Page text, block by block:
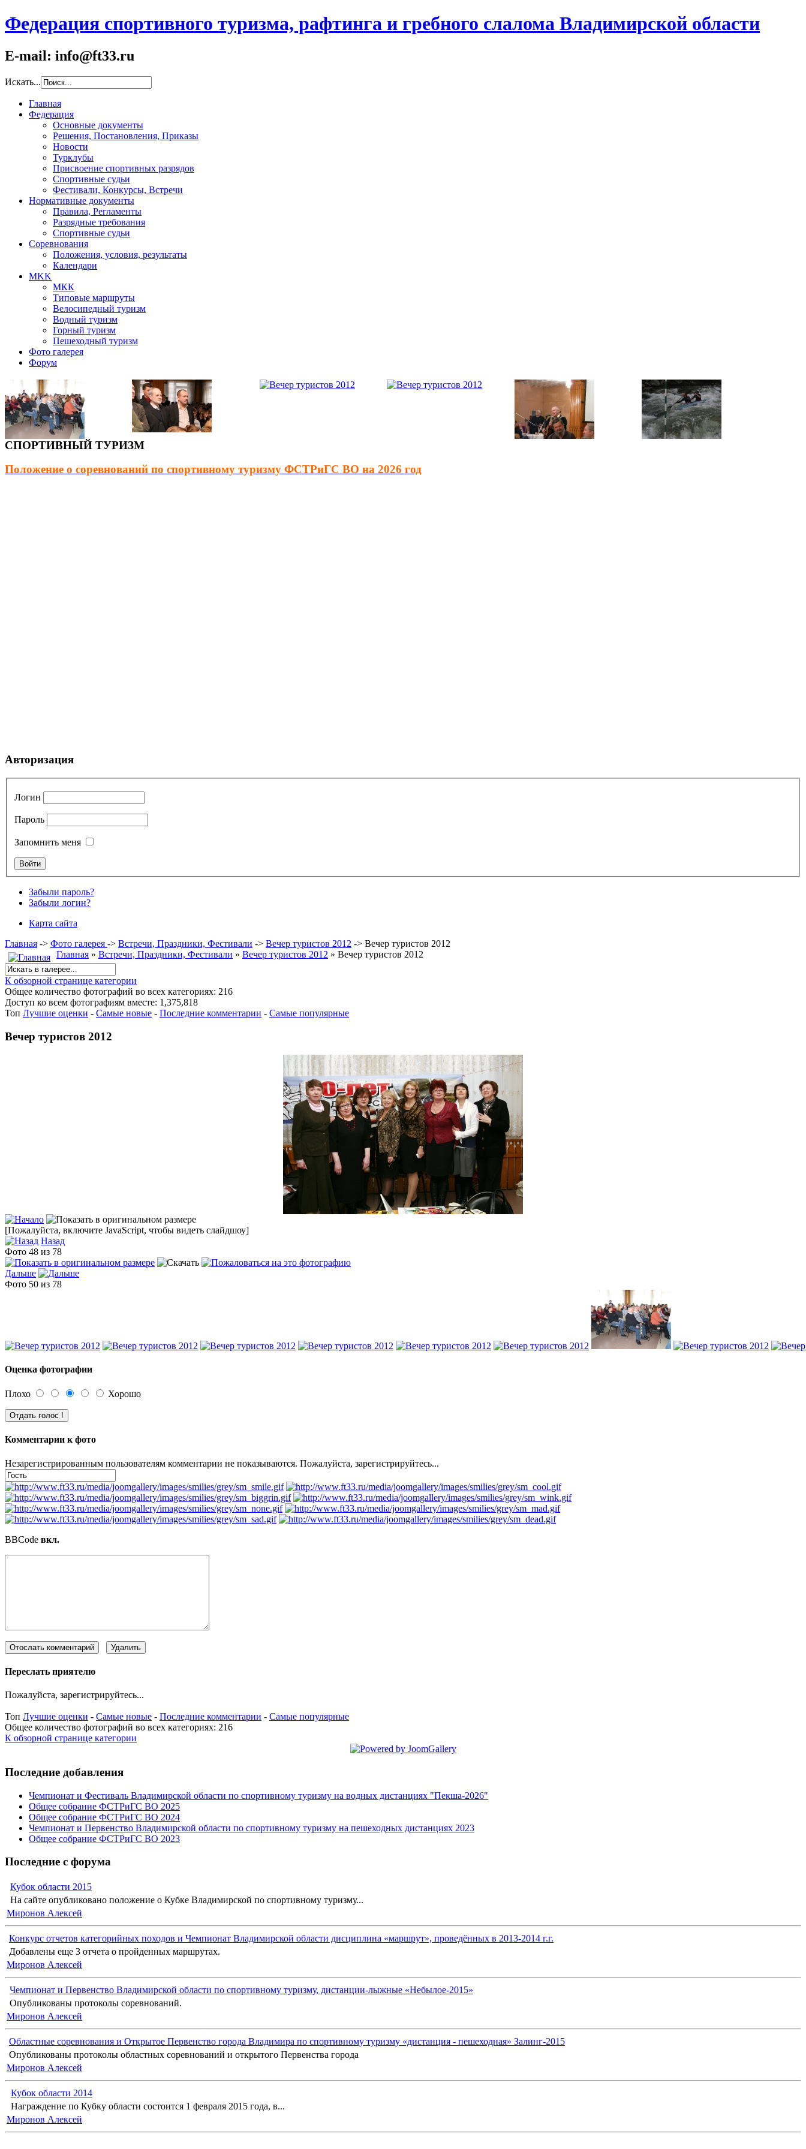
Федерация спортивного туризма, рафтинга и гребного слалома Владимирской области
E-mail: info@ft33.ru
Искать...
Главная
Федерация
Основные документы
Решения, Постановления, Приказы
Новости
Турклубы
Присвоение спортивных разрядов
Спортивные судьи
Фестивали, Конкурсы, Встречи
Нормативные документы
Правила, Регламенты
Разрядные требования
Спортивные судьи
Соревнования
Положения, условия, результаты
Календари
MKK
МКК
Типовые маршруты
Велосипедный туризм
Водный туризм
Горный туризм
Пешеходный туризм
Фото галерея
Форум
СПОРТИВНЫЙ ТУРИЗМ
Положение о соревнований по спортивному туризму ФСТРиГС ВО на 2026 год
Авторизация
Логин
Пароль
Запомнить меня
Забыли пароль?
Забыли логин?
Карта сайта
Главная -> Фото галерея -> Встречи, Праздники, Фестивали -> Вечер туристов 2012 -> Вечер туристов 2012
Главная » Встречи, Праздники, Фестивали » Вечер туристов 2012 » Вечер туристов 2012
К обзорной странице категории
Общее количество фотографий во всех категориях: 216
Доступ ко всем фотографиям вместе: 1,375,818
Топ Лучшие оценки - Самые новые - Последние комментарии - Самые популярные
Вечер туристов 2012
[Пожалуйста, включите JavaScript, чтобы видеть слайдшоу]
Назад
Фото 48 из 78
Дальше
Фото 50 из 78
Оценка фотографии
Плохо Хорошо
Комментарии к фото
Незарегистрированным пользователям комментарии не показываются. Пожалуйста, зарегистрируйтесь...
BBCode вкл.
Переслать приятелю
Пожалуйста, зарегистрируйтесь...
Топ Лучшие оценки - Самые новые - Последние комментарии - Самые популярные
Общее количество фотографий во всех категориях: 216
К обзорной странице категории
Последние добавления
Чемпионат и Фестиваль Владимирской области по спортивному туризму на водных дистанциях "Пекша-2026"
Общее собрание ФСТРиГС ВО 2025
Общее собрание ФСТРиГС ВО 2024
Чемпионат и Первенство Владимирской области по спортивному туризму на пешеходных дистанциях 2023
Общее собрание ФСТРиГС ВО 2023
Последние с форума
Кубок области 2015
На сайте опубликовано положение о Кубке Владимирской по спортивному туризму...
Миронов Алексей
Конкурс отчетов категорийных походов и Чемпионат Владимирской области дисциплина «маршрут», проведённых в 2013-2014 г.г.
Добавлены еще 3 отчета о пройденных маршрутах.
Миронов Алексей
Чемпионат и Первенство Владимирской области по спортивному туризму, дистанции-лыжные «Небылое-2015»
Опубликованы протоколы соревнований.
Миронов Алексей
Областные соревнования и Открытое Первенство города Владимира по спортивному туризму «дистанция - пешеходная» Залинг-2015
Опубликованы протоколы областных соревнований и открытого Первенства города
Миронов Алексей
Кубок области 2014
Награждение по Кубку области состоится 1 февраля 2015 года, в...
Миронов Алексей